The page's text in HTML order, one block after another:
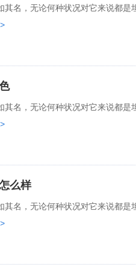
其名，无论何种状况对它来说都是
其名，无论何种状况对它来说都是
么样
其名，无论何种状况对它来说都是